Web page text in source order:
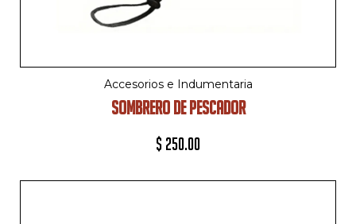
Accesorios e Indumentaria
SOMBRERO DE PESCADOR
$ 250.00